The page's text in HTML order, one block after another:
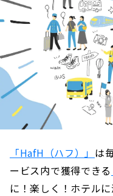
「HafH（ハフ）」 は
ービス内で獲得できる
に！楽しく！ホテル